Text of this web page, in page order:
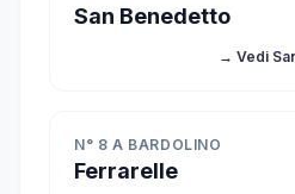
San Benedetto
→ Vedi
N° 8 A BARDOLINO
Ferrarelle